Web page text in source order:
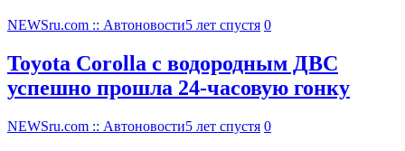
NEWSru.com :: Автоновости5 лет спустя 0
Toyota Corolla с водородным ДВС
успешно прошла 24-часовую гонку
NEWSru.com :: Автоновости5 лет спустя 0